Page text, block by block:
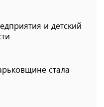
и детский
стала